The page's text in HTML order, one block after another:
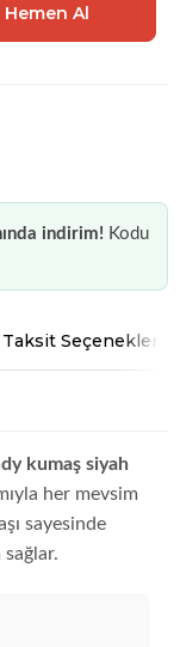
Hemen Al
indirim! Kodu
Taksit Seçenekleri
kumaş siyah
her mevsim
sayesinde